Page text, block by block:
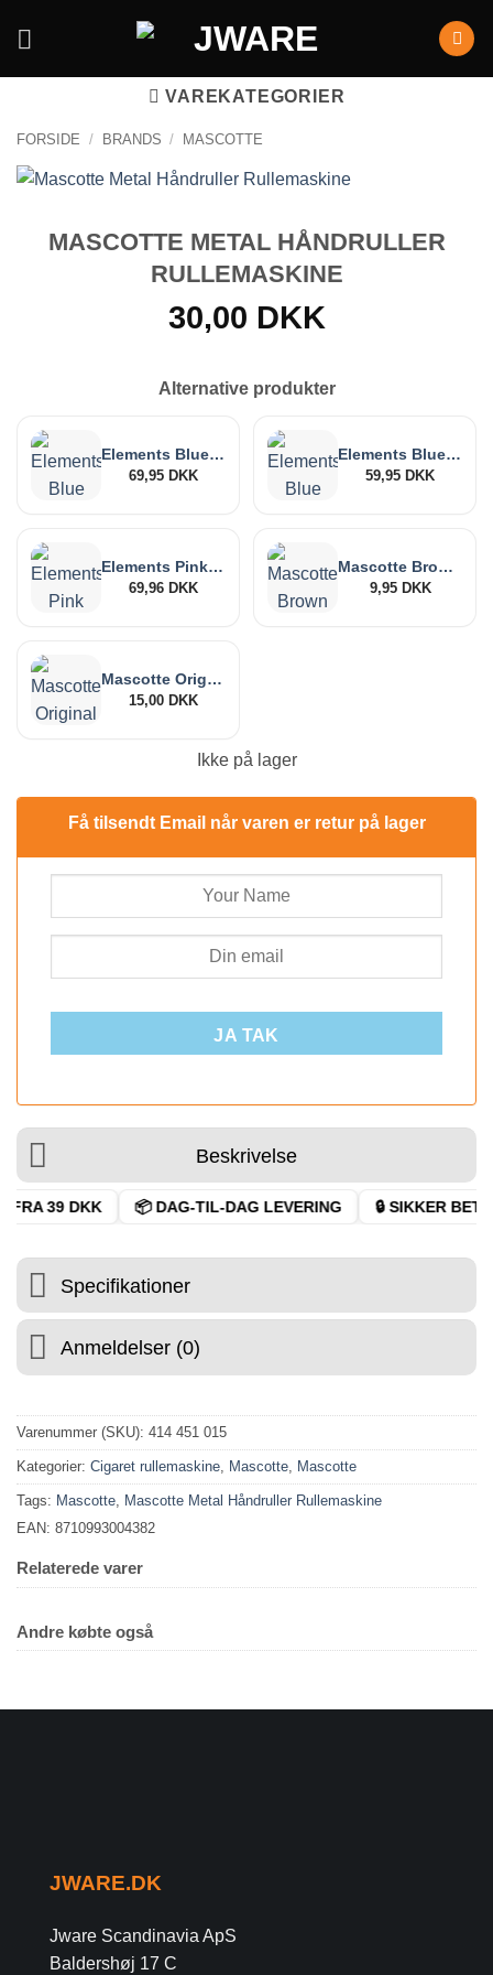
VAREKATEGORIER
FORSIDE / BRANDS / MASCOTTE
MASCOTTE METAL HÅNDRULLER
RULLEMASKINE
30,00 DKK
Alternative produkter
Elements Blue Metal Rollbox 110mm
69,95 DKK
Elements Blue Metal Rollbox 79mm
59,95 DKK
Elements Pink Metal Rollbox 110mm
69,96 DKK
Mascotte Brown Filter Tips
9,95 DKK
Mascotte Original King Inside Out
15,00 DKK
Ikke på lager
Få tilsendt Email når varen er retur på lager
JA TAK
Beskrivelse
39 DKK 📦 DAG-TIL-DAG LEVERING 🔒 SIKKER
Specifikationer
Anmeldelser (0)
Varenummer (SKU): 414 451 015
Kategorier: Cigaret rullemaskine Mascotte Mascotte
Tags: Mascotte Mascotte Metal Håndruller Rullemaskine
EAN: 8710993004382
Relaterede varer
Andre købte også
JWARE.DK
Jware Scandinavia ApS
Baldershøj 17 C